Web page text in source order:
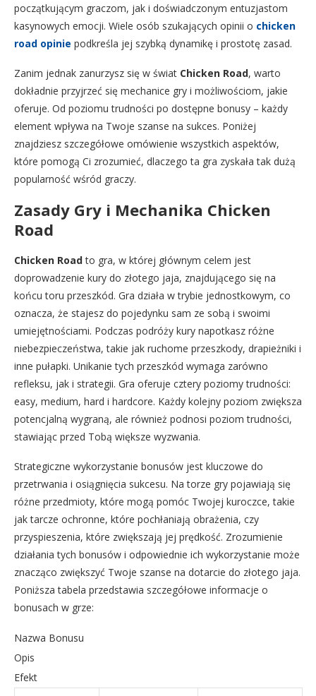
początkującym graczom, jak i doświadczonym entuzjastom
kasynowych emocji. Wiele osób szukających opinii o chicken
road opinie podkreśla jej szybką dynamikę i prostotę zasad.
Zanim jednak zanurzysz się w świat Chicken Road, warto
dokładnie przyjrzeć się mechanice gry i możliwościom, jakie
oferuje. Od poziomu trudności po dostępne bonusy – każdy
element wpływa na Twoje szanse na sukces. Poniżej
znajdziesz szczegółowe omówienie wszystkich aspektów,
które pomogą Ci zrozumieć, dlaczego ta gra zyskała tak dużą
popularność wśród graczy.
Zasady Gry i Mechanika Chicken
Road
Chicken Roadto gra, w której głównym celem jest
doprowadzenie kury do złotego jaja, znajdującego się na
końcu toru przeszkód. Gra działa w trybie jednostkowym, co
oznacza, że stajesz do pojedynku sam ze sobą i swoimi
umiejętnościami. Podczas podróży kury napotkasz różne
niebezpieczeństwa, takie jak ruchome przeszkody, drapieżniki i
inne pułapki. Unikanie tych przeszkód wymaga zarówno
refleksu, jak i strategii. Gra oferuje cztery poziomy trudności:
easy, medium, hard i hardcore. Każdy kolejny poziom zwiększa
potencjalną wygraną, ale również podnosi poziom trudności,
stawiając przed Tobą większe wyzwania.
Strategiczne wykorzystanie bonusów jest kluczowe do
przetrwania i osiągnięcia sukcesu. Na torze gry pojawiają się
różne przedmioty, które mogą pomóc Twojej kuroczce, takie
jak tarcze ochronne, które pochłaniają obrażenia, czy
przyspieszenia, które zwiększają jej prędkość. Zrozumienie
działania tych bonusów i odpowiednie ich wykorzystanie może
znacząco zwiększyć Twoje szanse na dotarcie do złotego jaja.
Poniższa tabela przedstawia szczegółowe informacje o
bonusach w grze:
Nazwa Bonusu
Opis
Efekt